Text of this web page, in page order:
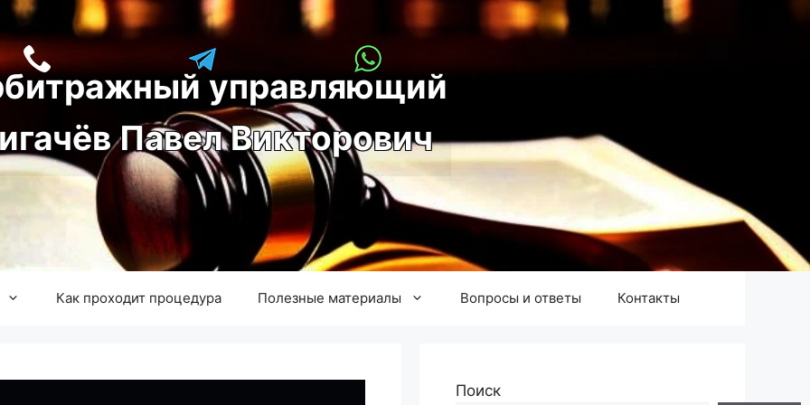
управляющий
игачёв Павел Викторович
Как проходит процедура Полезные материалы Вопросы и ответы Контакты
Поиск